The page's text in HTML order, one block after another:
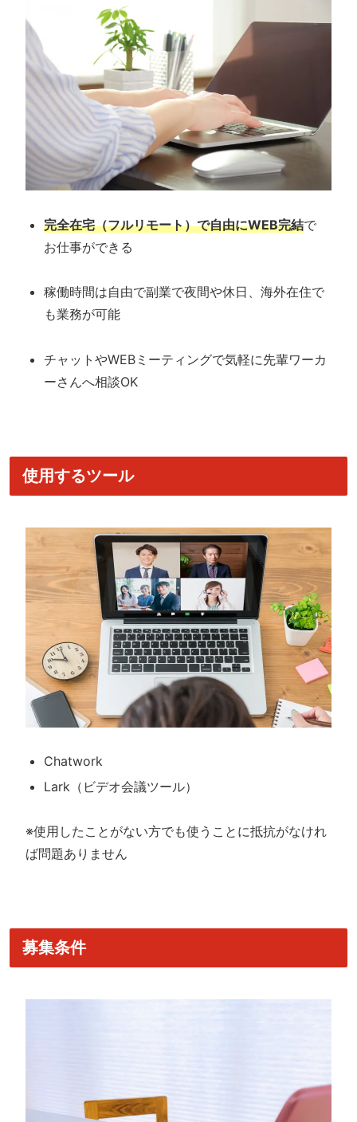
完全在宅（フルリモート）で自由にWEB完結で
お仕事ができる
稼働時間は自由で副業で夜間や休日、海外在住で
も業務が可能
チャットやWEBミーティングで気軽に先輩ワーカ
ーさんへ相談OK
使用するツール
Chatwork
Lark（ビデオ会議ツール）
※使用したことがない方でも使うことに抵抗がなけれ
ば問題ありません
募集条件